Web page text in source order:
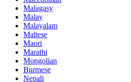
Malagasy
Malay
Malayalam
Maltese
Maori
Marathi
Mongolian
Burmese
Nepali